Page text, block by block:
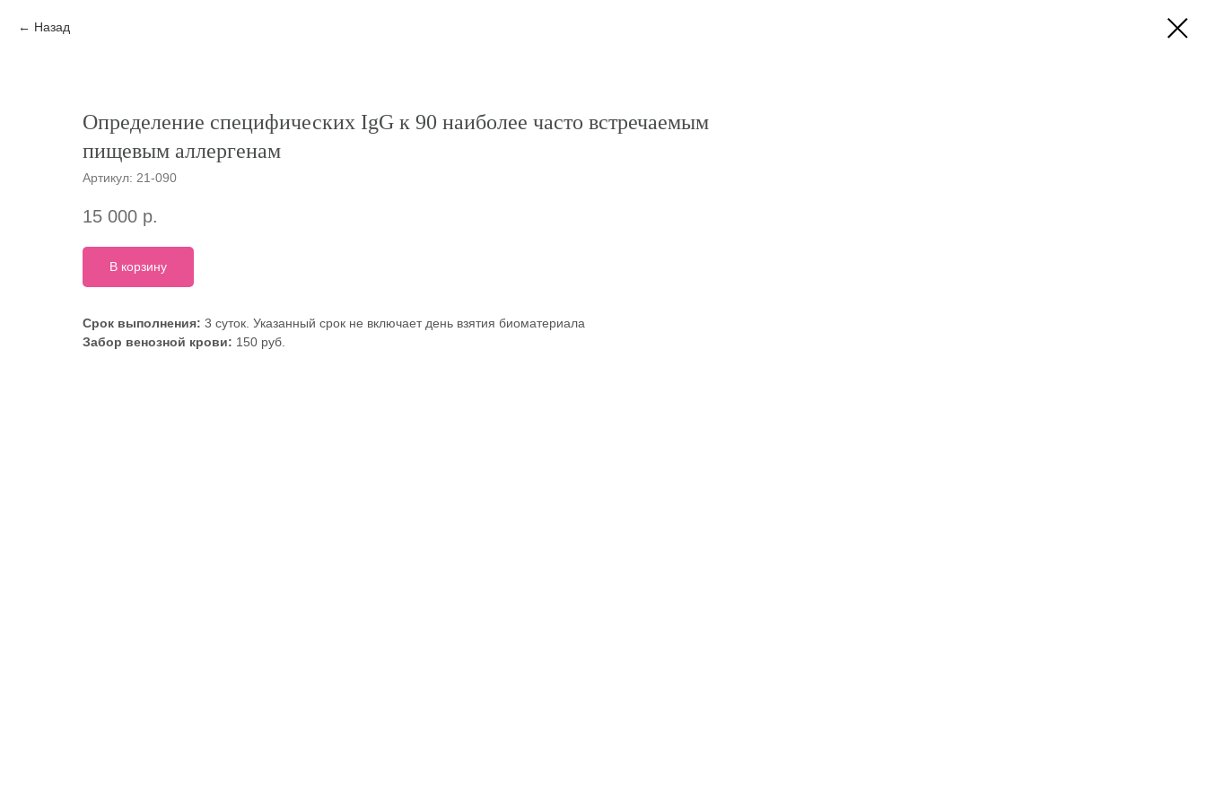
Назад
Определение специфических IgG к 90 наиболее часто встречаемым
пищевым аллергенам
Артикул: 21-090
15 000 р.
В корзину
Срок выполнения: 3 суток. Указанный срок не включает день взятия биоматериала
Забор венозной крови: 150 руб.